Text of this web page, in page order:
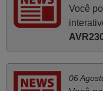
A funcionar de
Você
06